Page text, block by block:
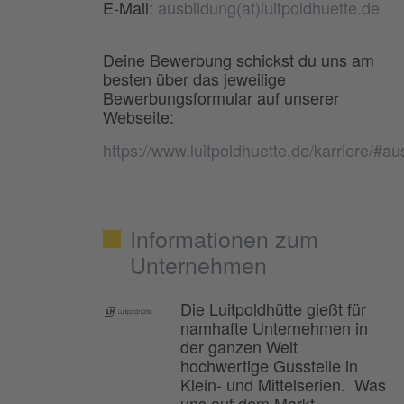
E-Mail: ausbildung(at)luitpoldhuette.de
Deine Bewerbung schickst du uns am
besten über das jeweilige
Bewerbungsformular auf unserer
Webseite:
https://www.luitpoldhuette.de/karriere/
Informationen zum
Unternehmen
Die Luitpoldhütte gießt für
namhafte Unternehmen in
der ganzen Welt
hochwertige Gussteile in
Klein- und Mittelserien. Was